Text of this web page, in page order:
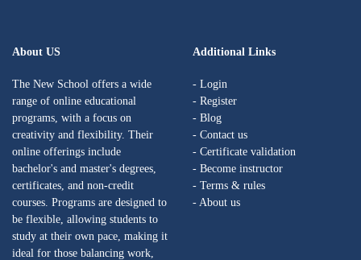
About US
The New School offers a wide
range of online educational
programs, with a focus on
creativity and flexibility. Their
online offerings include
bachelor's and master's degrees,
certificates, and non-credit
courses. Programs are designed to
be flexible, allowing students to
study at their own pace, making it
ideal for those balancing work,
Additional Links
- Login
- Register
- Blog
- Contact us
- Certificate validation
- Become instructor
- Terms & rules
- About us